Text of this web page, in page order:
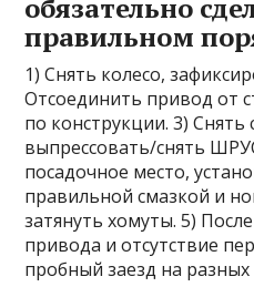
обязательно
правильном
1) Снять колесо,
Отсоединить привод от
по конструкции. 3)
выпрессовать/снять
посадочное место,
правильной смазкой и
затянуть хомуты. 5)
привода и отсутствие
пробный заезд на